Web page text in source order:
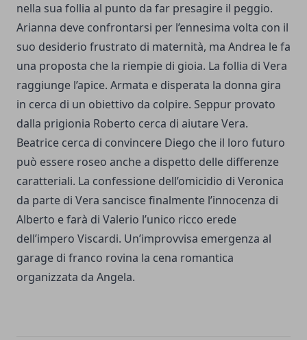
nella sua follia al punto da far presagire il peggio.
Arianna deve confrontarsi per l’ennesima volta con il
suo desiderio frustrato di maternità, ma Andrea le fa
una proposta che la riempie di gioia. La follia di Vera
raggiunge l’apice. Armata e disperata la donna gira
in cerca di un obiettivo da colpire. Seppur provato
dalla prigionia Roberto cerca di aiutare Vera.
Beatrice cerca di convincere Diego che il loro futuro
può essere roseo anche a dispetto delle differenze
caratteriali. La confessione dell’omicidio di Veronica
da parte di Vera sancisce finalmente l’innocenza di
Alberto e farà di Valerio l’unico ricco erede
dell’impero Viscardi. Un’improvvisa emergenza al
garage di franco rovina la cena romantica
organizzata da Angela.